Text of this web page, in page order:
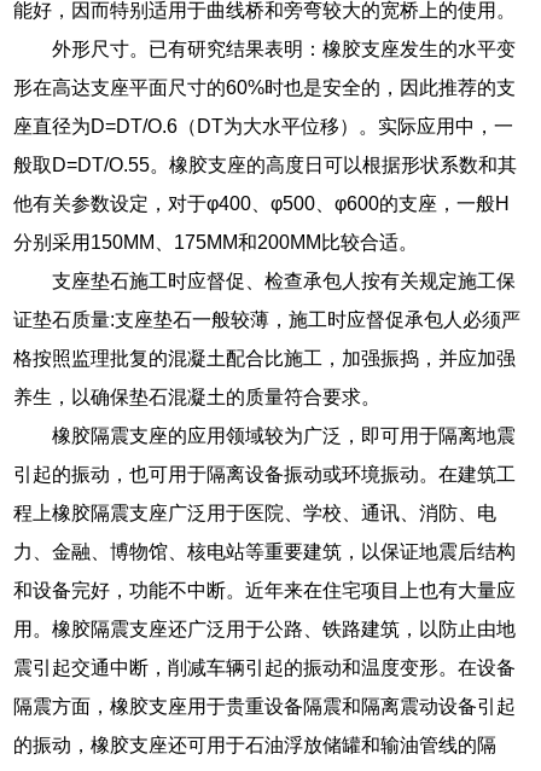
能好，因而特别适用于曲线桥和旁弯较大的宽桥上的使用。
外形尺寸。已有研究结果表明：橡胶支座发生的水平变
形在高达支座平面尺寸的60%时也是安全的，因此推荐的支
座直径为D=DT/O.6（DT为大水平位移）。实际应用中，一
般取D=DT/O.55。橡胶支座的高度日可以根据形状系数和其
他有关参数设定，对于φ400、φ500、φ600的支座，一般H
分别采用150MM、175MM和200MM比较合适。
支座垫石施工时应督促、检查承包人按有关规定施工保
证垫石质量:支座垫石一般较薄，施工时应督促承包人必须严
格按照监理批复的混凝土配合比施工，加强振捣，并应加强
养生，以确保垫石混凝土的质量符合要求。
橡胶隔震支座的应用领域较为广泛，即可用于隔离地震
引起的振动，也可用于隔离设备振动或环境振动。在建筑工
程上橡胶隔震支座广泛用于医院、学校、通讯、消防、电
力、金融、博物馆、核电站等重要建筑，以保证地震后结构
和设备完好，功能不中断。近年来在住宅项目上也有大量应
用。橡胶隔震支座还广泛用于公路、铁路建筑，以防止由地
震引起交通中断，削减车辆引起的振动和温度变形。在设备
隔震方面，橡胶支座用于贵重设备隔震和隔离震动设备引起
的振动，橡胶支座还可用于石油浮放储罐和输油管线的隔